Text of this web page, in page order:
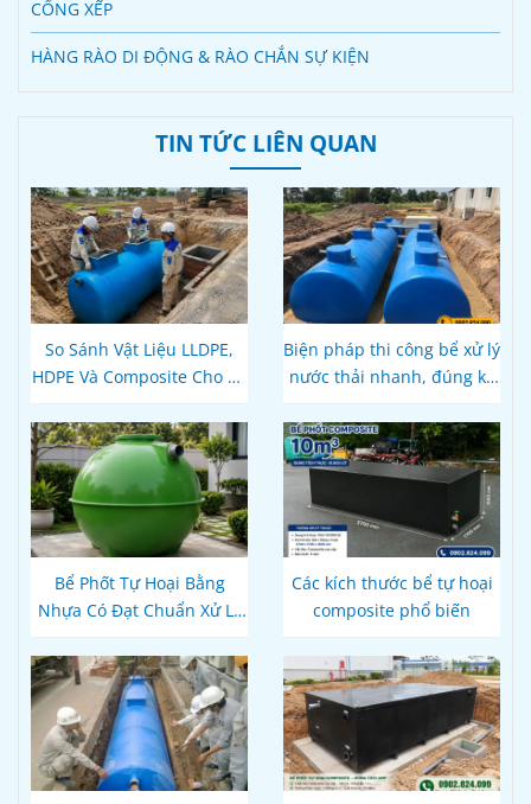
CỔNG XẾP
HÀNG RÀO DI ĐỘNG & RÀO CHẮN SỰ KIỆN
TIN TỨC LIÊN QUAN
So Sánh Vật Liệu LLDPE,
HDPE Và Composite Cho Bể
Hơn, Đúng Kỹ Thuật?
Biện pháp thi công bể xử lý
nước thải nhanh, đúng kỹ
Bể Phốt Tự Hoại Bằng
Nhựa Có Đạt Chuẩn Xử Lý
Hiện Hành Không?
Các kích thước bể tự hoại
composite phổ biến